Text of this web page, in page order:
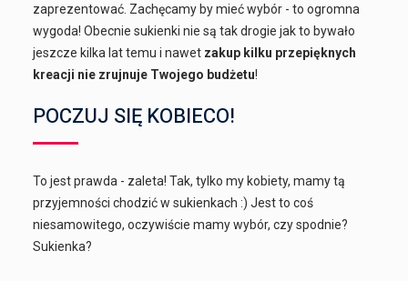
zaprezentować. Zachęcamy by mieć wybór - to ogromna
wygoda! Obecnie sukienki nie są tak drogie jak to bywało
jeszcze kilka lat temu i nawet zakup kilku przepięknych
kreacji nie zrujnuje Twojego budżetu!
POCZUJ SIĘ KOBIECO!
To jest prawda - zaleta! Tak, tylko my kobiety, mamy tą
przyjemności chodzić w sukienkach :) Jest to coś
niesamowitego, oczywiście mamy wybór, czy spodnie?
Sukienka?